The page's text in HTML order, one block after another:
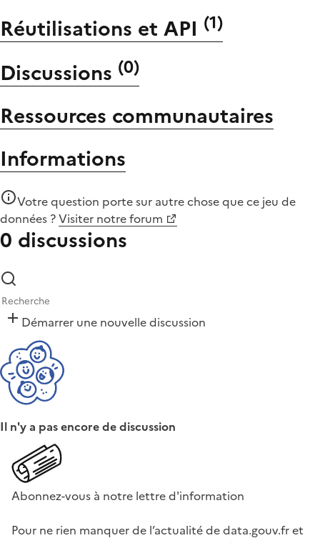
Réutilisations et API (1)
Discussions (0)
Ressources communautaires
Informations
Votre question porte sur autre chose quece jeu de
données ?Visiter notre forum
0 discussions
Démarrer une nouvelle discussion
Il n'y a pas encore de discussion
Abonnez-vous à notre lettre d'information
Pour ne rien manquer de l’actualité de data.gouv.fr et